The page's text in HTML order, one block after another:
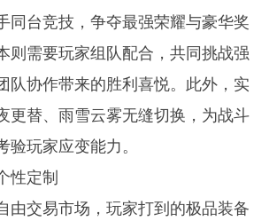
同台竞技，争夺最强荣耀与豪华奖
则需要玩家组队配合，共同挑战强
队协作带来的胜利喜悦。此外，实
更替、雨雪云雾无缝切换，为战斗
验玩家应变能力。
性定制
由交易市场，玩家打到的极品装备